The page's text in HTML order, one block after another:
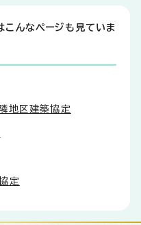
こんなページも見ていま
地区建築協定
定